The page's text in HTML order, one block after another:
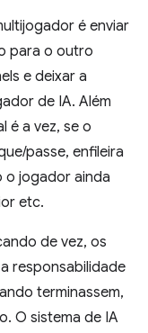
é enviar
para o outro
e deixar a
de IA. Além
é a vez, se o
passe, enfileira
o jogador ainda
etc.
de vez, os
responsabilidade
terminassem,
O sistema de IA